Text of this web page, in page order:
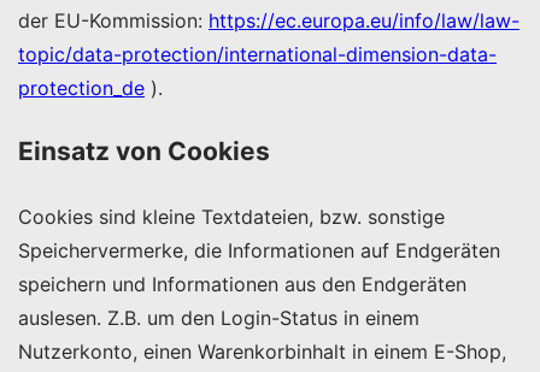
der EU-Kommission: https://ec.europa.eu/info/law/law-
topic/data-protection/international-dimension-data-
protection_de ).
Einsatz von Cookies
Cookies sind kleine Textdateien, bzw. sonstige
Speichervermerke, die Informationen auf Endgeräten
speichern und Informationen aus den Endgeräten
auslesen. Z.B. um den Login-Status in einem
Nutzerkonto, einen Warenkorbinhalt in einem E-Shop,